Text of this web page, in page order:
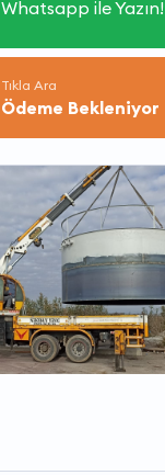
Whatsapp ile Yazın!
Tıkla Ara
Ödeme Bekleniyor